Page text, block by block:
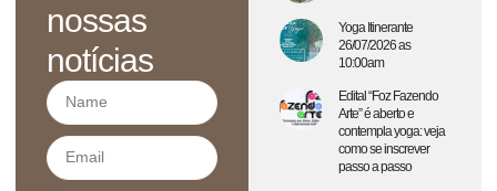
nossas
notícias
Yoga Itinerante
26/07/2026 as
10:00am
Edital “Foz Fazendo
Arte” é aberto e
contempla yoga: veja
como se inscrever
passo a passo